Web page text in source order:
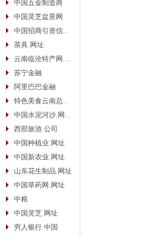
中国五金制造商
中国灵芝盆景网
中国招商引资信息网
茶具.网址
云南临沧特产网.网址
苏宁金融
阿里巴巴金融
特色美食云南总代.商城
中国水泥河沙.网址(.手机)
西部旅游.公司
中国种植业.网址
中国新农业.网址
山东花生制品.网址
中国草药网.网址
中粮
中国灵芝.网址
穷人银行.中国